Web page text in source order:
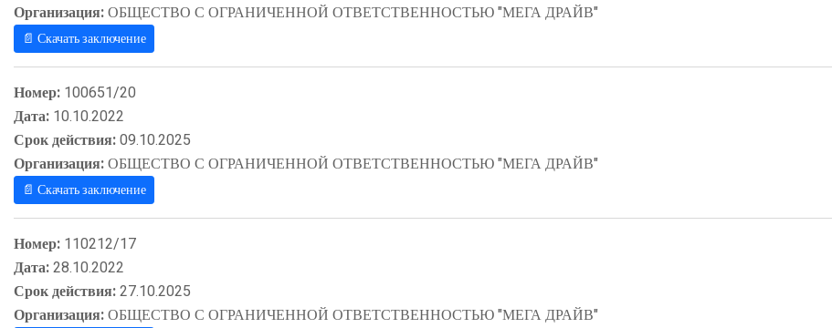
Организация:ОБЩЕСТВО С ОГРАНИЧЕННОЙ ОТВЕТСТВЕННОСТЬЮ "МЕГА ДРАЙВ"
📄 Скачать заключение
Номер: 100651/20
Дата: 10.10.2022
Срок действия:09.10.2025
Организация:ОБЩЕСТВО С ОГРАНИЧЕННОЙ ОТВЕТСТВЕННОСТЬЮ "МЕГА ДРАЙВ"
📄 Скачать заключение
Номер: 110212/17
Дата:28.10.2022
Срок действия:27.10.2025
Организация:ОБЩЕСТВО С ОГРАНИЧЕННОЙ ОТВЕТСТВЕННОСТЬЮ "МЕГА ДРАЙВ"